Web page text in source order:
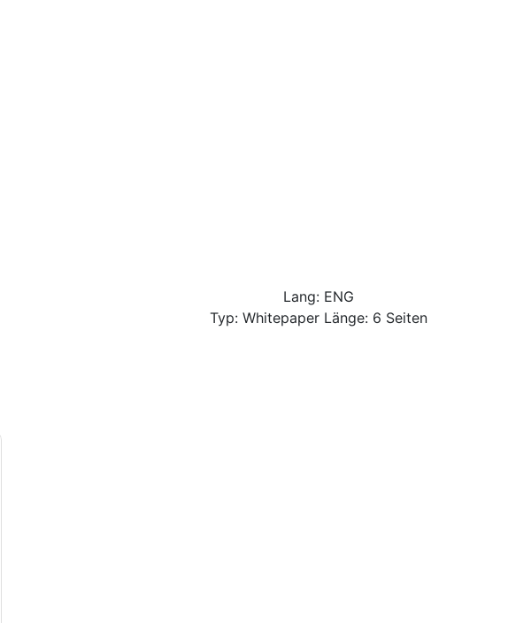
Lang: ENG
Typ: Whitepaper Länge: 6 Seiten